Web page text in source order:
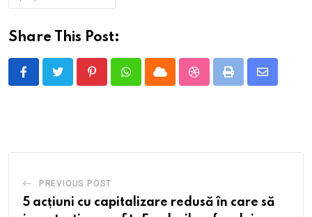
Share This Post:
PinterestWhatsappCloud StumbleUpon
Print
Share
PREVIOUS POST
5 acțiuni cu capitalizare redusă în care să